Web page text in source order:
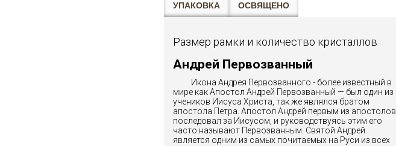
УПАКОВКА ОСВЯЩЕНО
Размер рамки и количество кристаллов
Андрей Первозванный
Икона Андрея Первозванного - более известный в
мире как Апостол Андрей Первозванный — был один из
учеников Иисуса Христа, так же являлся братом
апостола Петра. Апостол Андрей первым из апостолов
последовал за Иисусом, и руководствуясь этим его
часто называют Первозванным. Святой Андрей
является одним из самых почитаемых на Руси из всех